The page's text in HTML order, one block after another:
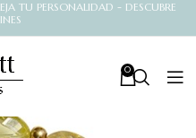
TU PERSONALIDAD - DESCUBRE
0